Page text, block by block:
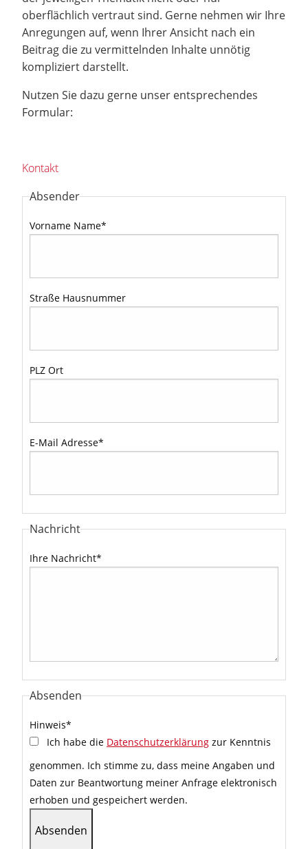
oberflächlich vertraut sind. Gerne nehmen wir Ihre
Anregungen auf, wenn Ihrer Ansicht nach ein
Beitrag die zu vermittelnden Inhalte unnötig
kompliziert darstellt.
Nutzen Sie dazu gerne unser entsprechendes
Formular:
Kontakt
Absender
Vorname Name*
Straße Hausnummer
PLZ Ort
E-Mail Adresse*
Nachricht
Ihre Nachricht*
Absenden
Hinweis*
Ich habe die Datenschutzerklärung zur Kenntnis
genommen. Ich stimme zu, dass meine Angaben und
Daten zur Beantwortung meiner Anfrage elektronisch
erhoben und gespeichert werden.